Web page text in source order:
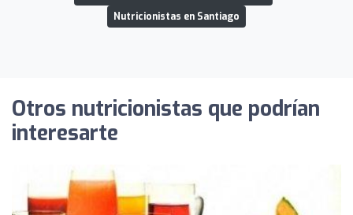
Nutricionistas en Santiago
Otros nutricionistas que podrían
interesarte